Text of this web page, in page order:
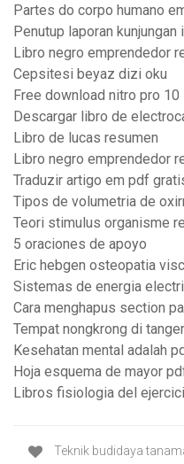
Partes do corpo humano
Penutup laporan kunjungan
Libro negro emprendedor
Cepsitesi beyaz dizi oku
Free download nitro pro 10
Descargar libro de
Libro de lucas resumen
Libro negro emprendedor
Traduzir artigo em pdf
Tipos de volumetria de
Teori stimulus organisme
5 oraciones de apoyo
Eric hebgen osteopatia
Sistemas de energia
Cara menghapus section
Tempat nongkrong di
Kesehatan mental adalah
Hoja esquema de mayor
Libros fisiologia del
Teknik budidaya